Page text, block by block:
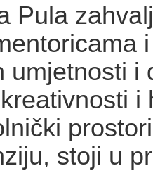
Pula
umjetnosti i
i
stoji u